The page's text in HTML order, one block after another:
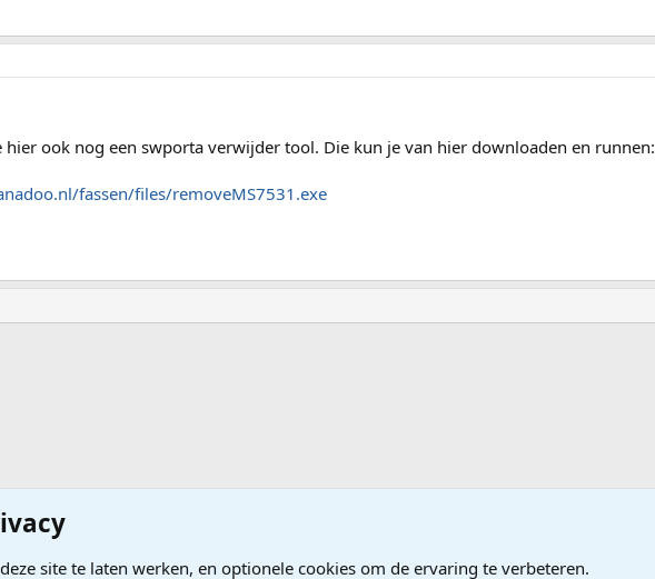
hier ook nog een swporta verwijder tool. Die kun je van hier downloaden en runnen:
fassen/files/removeMS7531.exe
Virus, Spyware, Firewall
site te laten werken, en optionele cookies om de ervaring te verbeteren.